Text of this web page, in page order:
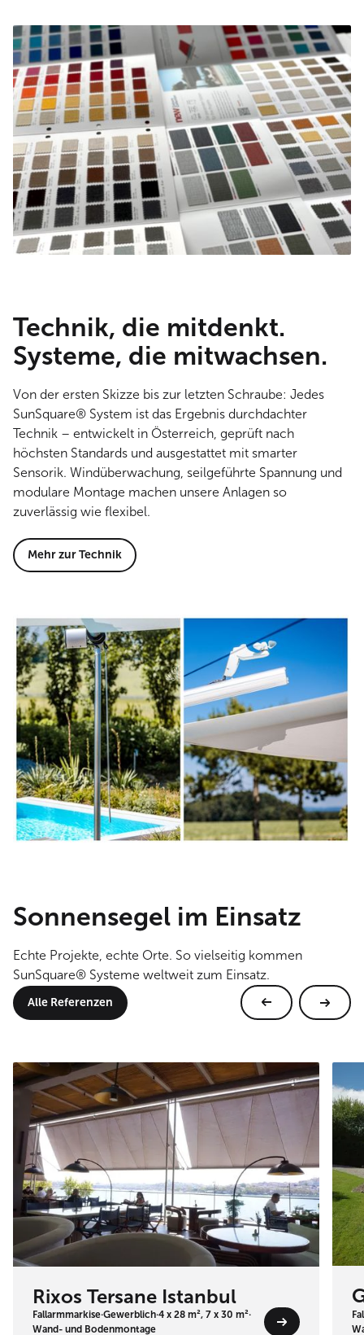
Technik, die mitdenkt.
Systeme, die mitwachsen.
Von der ersten Skizze bis zur letzten Schraube: Jedes
SunSquare® System ist das Ergebnis durchdachter
Technik – entwickelt in Österreich, geprüft nach
höchsten Standards und ausgestattet mit smarter
Sensorik. Windüberwachung, seilgeführte Spannung und
modulare Montage machen unsere Anlagen so
zuverlässig wie flexibel.
Mehr zur Technik
Sonnensegel im Einsatz
Echte Projekte, echte Orte. So vielseitig kommen
SunSquare® Systeme weltweit zum Einsatz.
Alle Referenzen
Rixos Tersane Istanbul
Fallarmmarkise·Gewerblich·4 x 28 m², 7 x 30 m²·
Wand- und Bodenmontage